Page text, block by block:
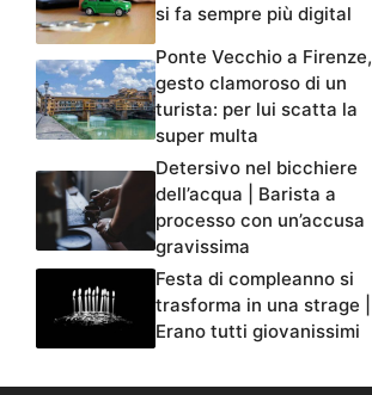
si fa sempre più digital
Ponte Vecchio a Firenze,
gesto clamoroso di un
turista: per lui scatta la
super multa
Detersivo nel bicchiere
dell’acqua | Barista a
processo con un’accusa
gravissima
Festa di compleanno si
trasforma in una strage |
Erano tutti giovanissimi